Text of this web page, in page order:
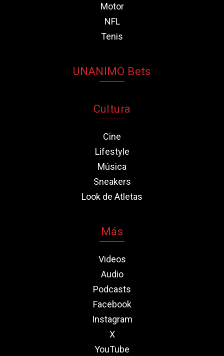
Motor
NFL
Tenis
UNANIMO Bets
Cultura
Cine
Lifestyle
Música
Sneakers
Look de Atletas
Más
Videos
Audio
Podcasts
Facebook
Instagram
X
YouTube